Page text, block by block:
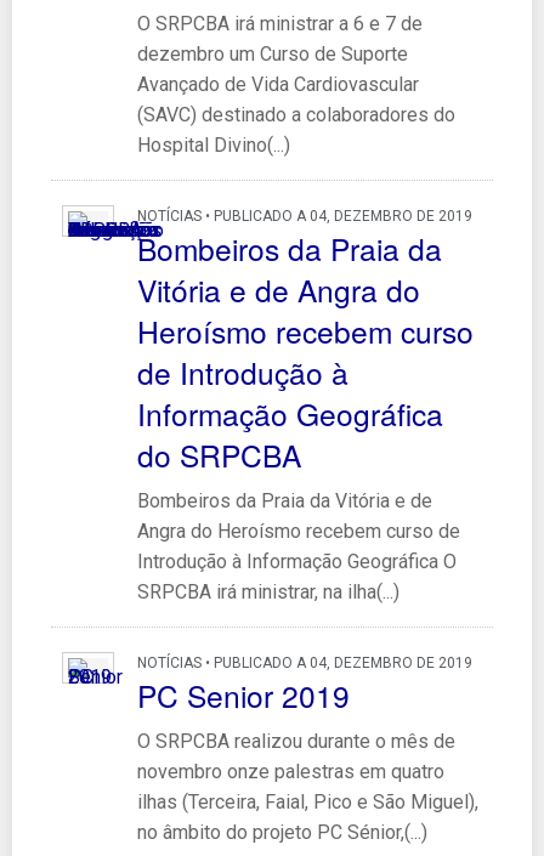
O SRPCBA irá ministrar a 6 e 7 de
dezembro um Curso de Suporte
Avançado de Vida Cardiovascular
(SAVC) destinado a colaboradores do
Hospital Divino(...)
NOTÍCIAS • PUBLICADO A 04, DEZEMBRO DE 2019
Bombeiros da Praia da
Vitória e de Angra do
Heroísmo recebem curso
de Introdução à
Informação Geográfica
do SRPCBA
Bombeiros da Praia da Vitória e de
Angra do Heroísmo recebem curso de
Introdução à Informação Geográfica O
SRPCBA irá ministrar, na ilha(...)
NOTÍCIAS • PUBLICADO A 04, DEZEMBRO DE 2019
PC Senior 2019
O SRPCBA realizou durante o mês de
novembro onze palestras em quatro
ilhas (Terceira, Faial, Pico e São Miguel),
no âmbito do projeto PC Sénior,(...)